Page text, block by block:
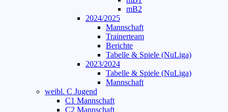
mB2
2024/2025
Mannschaft
Trainerteam
Berichte
Tabelle & Spiele (NuLiga)
2023/2024
Tabelle & Spiele (NuLiga)
Mannschaft
weibl. C Jugend
C1 Mannschaft
C2 Mannschaft